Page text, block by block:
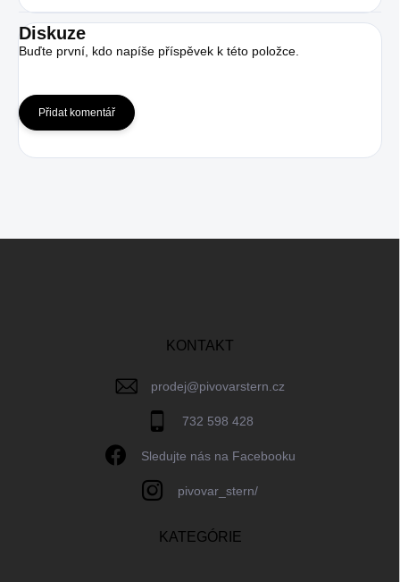
Diskuze
Buďte první, kdo napíše příspěvek k této položce.
Přidat komentář
KONTAKT
prodej@pivovarstern.cz
732 598 428
Sledujte nás na Facebooku
pivovar_stern/
KATEGÓRIE